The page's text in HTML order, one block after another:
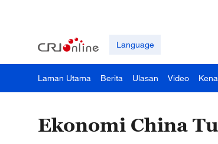
Language
Laman Utama Berita Ulasan Video
Ekonomi China